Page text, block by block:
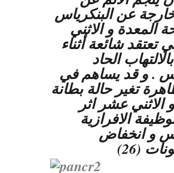
عن البنكرياس
المعدة و الاثني
تعتقد شائعة أثناء
الحاد
. و قد يساهم في
تغير حالة بطانة
الاثني عشر اثر
الافرازية
و انخفاض